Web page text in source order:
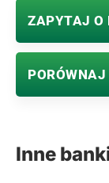
ZAPYTAJ O
Inne